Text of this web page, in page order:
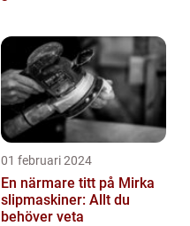
01 februari 2024
En närmare titt på Mirka
slipmaskiner: Allt du
behöver veta